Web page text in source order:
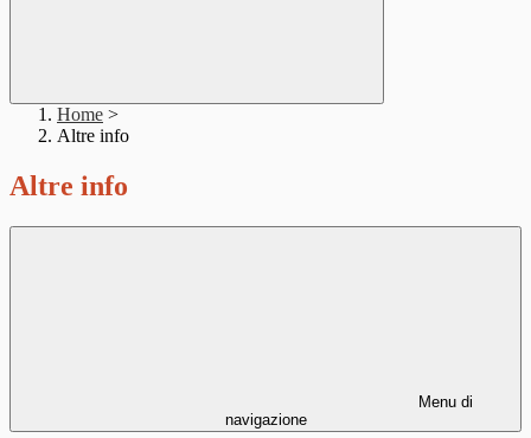
Home >
Altre info
Altre info
Menu di
navigazione